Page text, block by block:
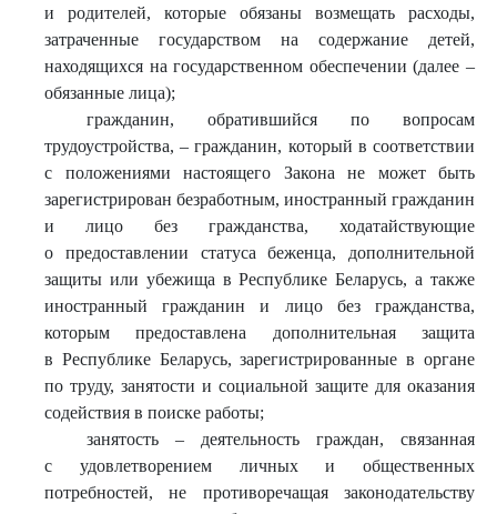
и родителей, которые обязаны возмещать расходы,
затраченные государством на содержание детей,
находящихся на государственном обеспечении (далее –
обязанные лица);
гражданин, обратившийся по вопросам
трудоустройства, – гражданин, который в соответствии
с положениями настоящего Закона не может быть
зарегистрирован безработным, иностранный гражданин
и лицо без гражданства, ходатайствующие
о предоставлении статуса беженца, дополнительной
защиты или убежища в Республике Беларусь, а также
иностранный гражданин и лицо без гражданства,
которым предоставлена дополнительная защита
в Республике Беларусь, зарегистрированные в органе
по труду, занятости и социальной защите для оказания
содействия в поиске работы;
занятость – деятельность граждан, связанная
с удовлетворением личных и общественных
потребностей, не противоречащая законодательству